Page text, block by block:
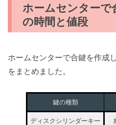
ホームセンターで
の時間と値段
ホームセンターで合鍵を作成
をまとめました。
鍵の種類
ディスクシリンダーキー